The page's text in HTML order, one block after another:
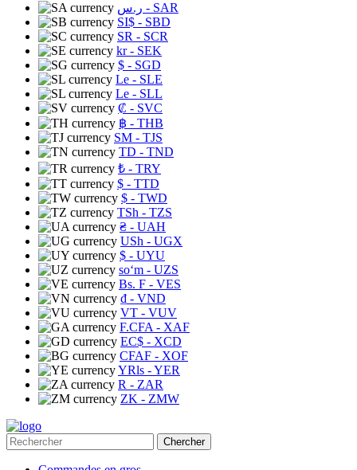
ر.س - SAR
SI$ - SBD
SR - SCR
kr- SEK
$ - SGD
Le - SLE
Le - SLL
₡ - SVC
฿ - THB
ЅМ - TJS
TD - TND
₺ - TRY
$ - TTD
$ - TWD
TSh - TZS
₴ - UAH
USh - UGX
$ - UYU
soʻm - UZS
Bs. F - VES
₫ - VND
VT - VUV
F.CFA - XAF
EC$ - XCD
CFAF - XOF
YRls - YER
R - ZAR
ZK - ZMW
Chercher